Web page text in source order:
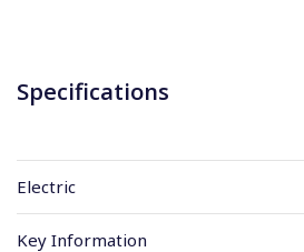
Specifications
Electric
Key Information